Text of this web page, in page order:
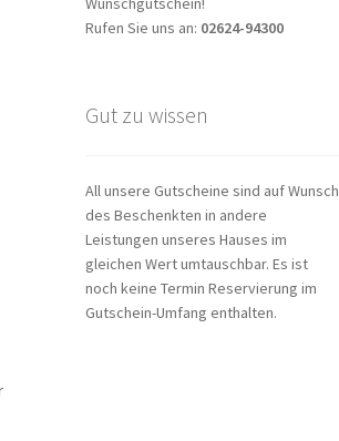
Rufen Sie uns an: 02624-94300
Gut zu wissen
All unsere Gutscheine sind auf Wunsch
des Beschenkten in andere
Leistungen unseres Hauses im
gleichen Wert umtauschbar. Es ist
noch keine Termin Reservierung im
Gutschein-Umfang enthalten.